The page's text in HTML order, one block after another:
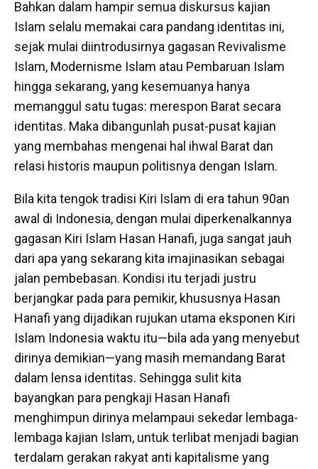
Bahkan dalam hampir semua diskursus kajian
Islam selalu memakai cara pandang identitas ini,
sejak mulai diintrodusirnya gagasan Revivalisme
Islam, Modernisme Islam atau Pembaruan Islam
hingga sekarang, yang kesemuanya hanya
memanggul satu tugas: merespon Barat secara
identitas. Maka dibangunlah pusat-pusat kajian
yang membahas mengenai hal ihwal Barat dan
relasi historis maupun politisnya dengan Islam.
Bila kita tengok tradisi Kiri Islam di era tahun 90an
awal di Indonesia, dengan mulai diperkenalkannya
gagasan Kiri Islam Hasan Hanafi, juga sangat jauh
dari apa yang sekarang kita imajinasikan sebagai
jalan pembebasan. Kondisi itu terjadi justru
berjangkar pada para pemikir, khususnya Hasan
Hanafi yang dijadikan rujukan utama eksponen Kiri
Islam Indonesia waktu itu—bila ada yang menyebut
dirinya demikian—yang masih memandang Barat
dalam lensa identitas. Sehingga sulit kita
bayangkan para pengkaji Hasan Hanafi
menghimpun dirinya melampaui sekedar lembaga-
lembaga kajian Islam, untuk terlibat menjadi bagian
terdalam gerakan rakyat anti kapitalisme yang